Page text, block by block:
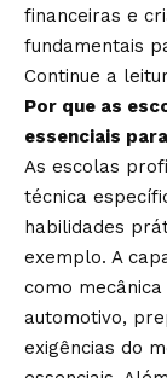
financeiras e
fundamentais
Continue a
Por que as
essenciais
As escolas
técnica
habilidades
exemplo. A
como
automotivo,
exigências do